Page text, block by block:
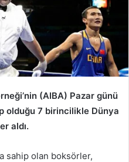
(AIBA) Pazar günü
olduğu 7 birincilikle Dünya
aldı.
sahip olan boksörler,